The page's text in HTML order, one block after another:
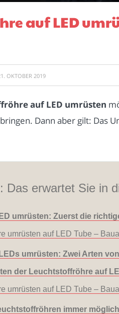
auf LED
OKTOBER 2019
auf LED umrüsten
Dann aber gilt: Das
Das erwartet Sie in
umrüsten: Zuerst die
umrüsten auf LED Tube –
umrüsten: Zwei Arten
der Leuchtstoffröhre auf
umrüsten auf LED Tube –
immer